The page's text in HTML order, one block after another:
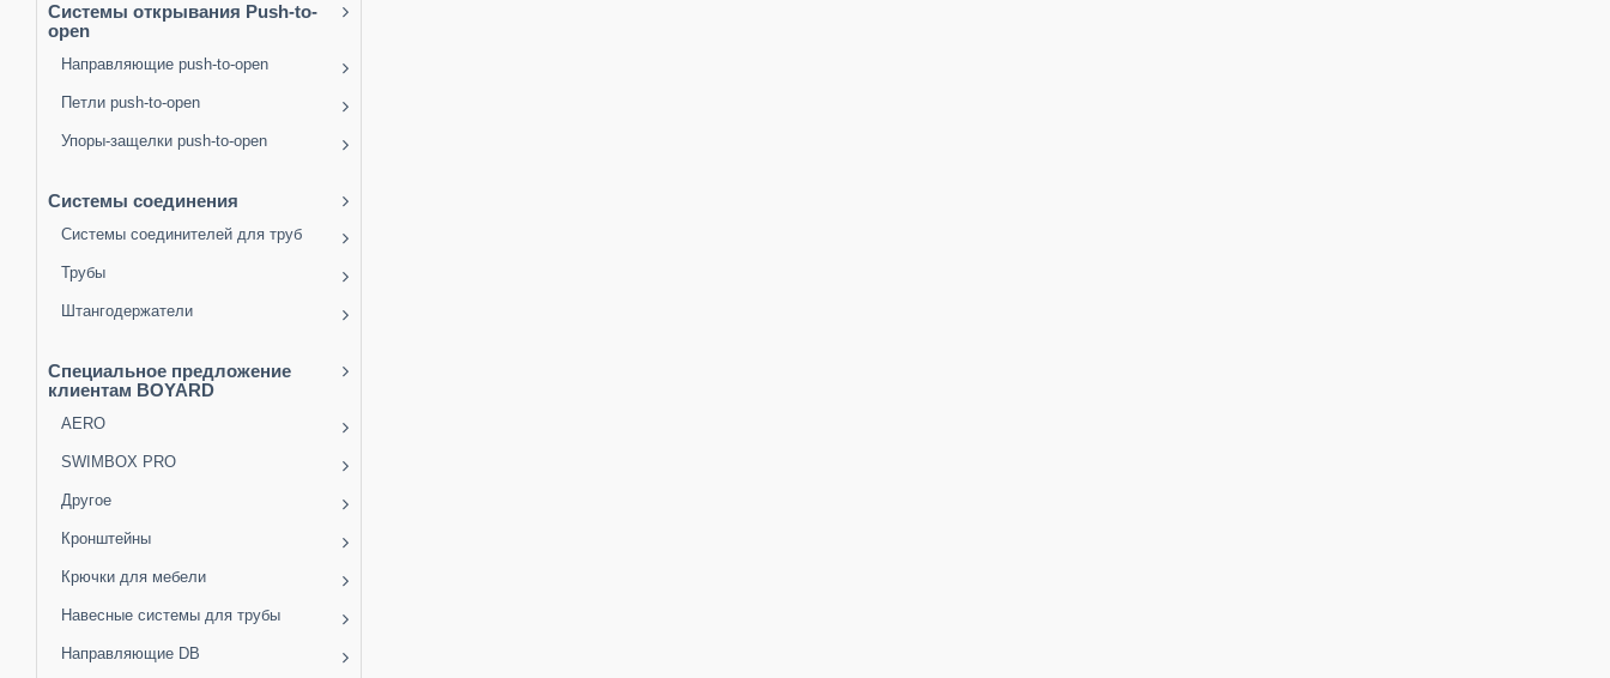
Системы открывания Push-to-
open
Направляющие push-to-open
Петли push-to-open
Упоры-защелки push-to-open
Системы соединения
Системы соединителей для труб
Трубы
Штангодержатели
Специальное предложение
клиентам BOYARD
AERO
SWIMBOX PRO
Другое
Кронштейны
Крючки для мебели
Навесные системы для трубы
Направляющие DB